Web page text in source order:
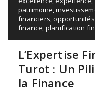
patrimoine ,
financiers ,
finance planification
L’Expertise
Turot : Un
la Finance